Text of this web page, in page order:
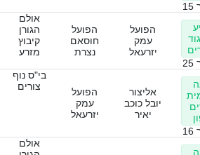
הפועל
עמק
יזרעאל
הפועל
חוסאם
נצרת
אולם
הגורן
קיבוץ
מזרע
אליצור
יובל כוכב
יאיר
הפועל
עמק
יזרעאל
בי"ס נוף
צורים
אולם